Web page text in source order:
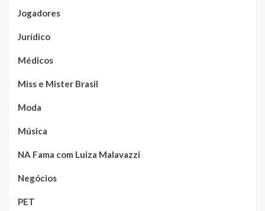
Jogadores
Jurídico
Médicos
Miss e Mister Brasil
Moda
Música
NA Fama com Luiza Malavazzi
Negócios
PET